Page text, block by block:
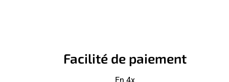
Facilité de paiement
En 4x